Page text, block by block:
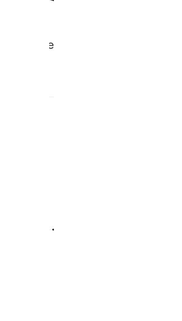
het eerste (het wereldse leven).
ﱕ